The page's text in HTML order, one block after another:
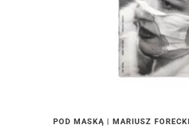
POD MASKĄ | MARIUSZ FORECKI